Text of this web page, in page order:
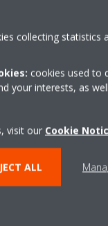
collecting statistics
cookies used to
your interests, as
visit our Cookie
ALL